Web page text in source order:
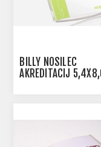
BILLY NOSILEC
AKREDITACIJ